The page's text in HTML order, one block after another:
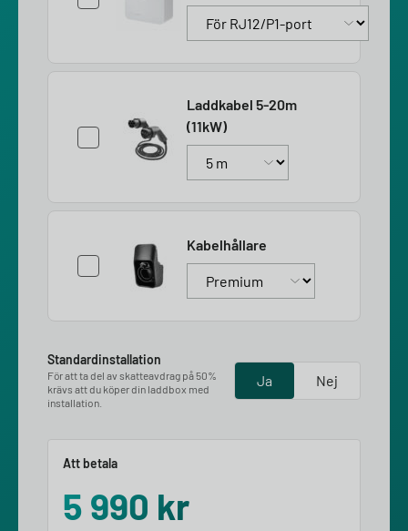
Laddkabel 5-20m
(11kW)
Kabelhållare
Standardinstallation
För att ta del av skatteavdrag på 50%
krävs att du köper din laddbox med
installation.
Ja Nej
Att betala
5 990 kr